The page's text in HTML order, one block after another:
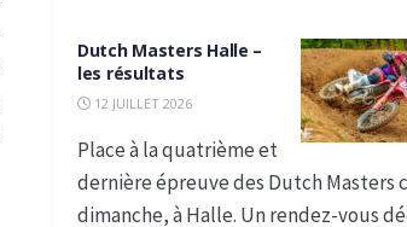
Dutch Masters Halle –
les résultats
12 JUILLET 2026
Place à la quatrième et
dernière épreuve des Dutch Masters
dimanche, à Halle. Un rendez-vous